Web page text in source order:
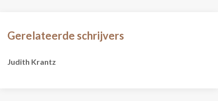
Gerelateerde schrijvers
Judith Krantz